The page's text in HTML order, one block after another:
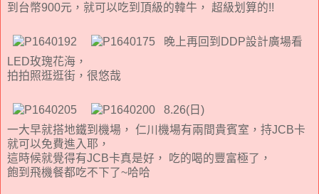
到台幣900元，就可以吃到頂級的韓牛， 超級划算的!!
晚上再回到DDP設計廣場看
LED玫瑰花海，
拍拍照逛逛街，很悠哉
8.26(日)
一大早就搭地鐵到機場， 仁川機場有兩間貴賓室，持JCB卡
就可以免費進入耶，
這時候就覺得有JCB卡真是好， 吃的喝的豐富極了，
飽到飛機餐都吃不下了~哈哈